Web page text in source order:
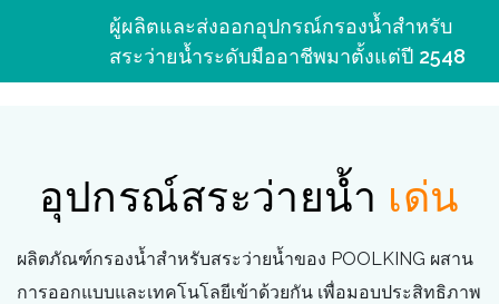
ผู้ผลิตและส่งออกอุปกรณ์กรองน้ำสำหรับ
สระว่ายน้ำระดับมืออาชีพมาตั้งแต่ปี 2548
อุปกรณ์สระว่ายน้ำ เด่น
ผลิตภัณฑ์กรองน้ำสำหรับสระว่ายน้ำของ POOLKING ผสาน
การออกแบบและเทคโนโลยีเข้าด้วยกัน เพื่อมอบประสิทธิภาพ